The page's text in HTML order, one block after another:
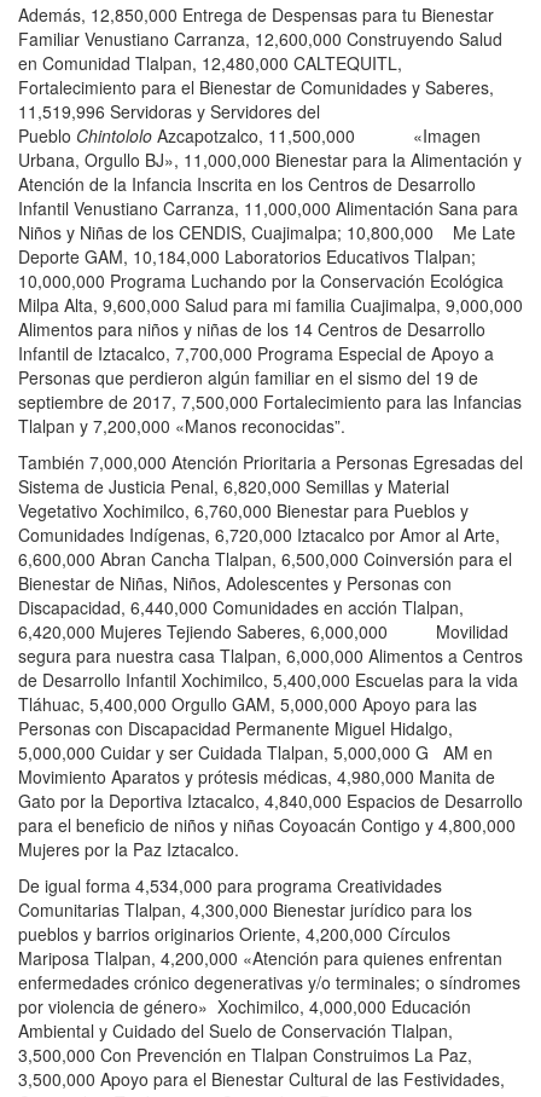
Además, 12,850,000 Entrega de Despensas para tu Bienestar
Familiar Venustiano Carranza, 12,600,000 Construyendo Salud
en Comunidad Tlalpan, 12,480,000 CALTEQUITL,
Fortalecimiento para el Bienestar de Comunidades y Saberes,
11,519,996 Servidoras y Servidores del
Pueblo Chintololo Azcapotzalco, 11,500,000 «Imagen
Urbana, Orgullo BJ», 11,000,000 Bienestar para la Alimentación y
Atención de la Infancia Inscrita en los Centros de Desarrollo
Infantil Venustiano Carranza, 11,000,000 Alimentación Sana para
Niños y Niñas de los CENDIS, Cuajimalpa; 10,800,000 Me Late
Deporte GAM, 10,184,000 Laboratorios Educativos Tlalpan;
10,000,000 Programa Luchando por la Conservación Ecológica
Milpa Alta, 9,600,000 Salud para mi familia Cuajimalpa, 9,000,000
Alimentos para niños y niñas de los 14 Centros de Desarrollo
Infantil de Iztacalco, 7,700,000 Programa Especial de Apoyo a
Personas que perdieron algún familiar en el sismo del 19 de
septiembre de 2017, 7,500,000 Fortalecimiento para las Infancias
Tlalpan y 7,200,000 «Manos reconocidas”.
También 7,000,000 Atención Prioritaria a Personas Egresadas del
Sistema de Justicia Penal, 6,820,000 Semillas y Material
Vegetativo Xochimilco, 6,760,000 Bienestar para Pueblos y
Comunidades Indígenas, 6,720,000 Iztacalco por Amor al Arte,
6,600,000 Abran Cancha Tlalpan, 6,500,000 Coinversión para el
Bienestar de Niñas, Niños, Adolescentes y Personas con
Discapacidad, 6,440,000 Comunidades en acción Tlalpan,
6,420,000 Mujeres Tejiendo Saberes, 6,000,000 Movilidad
segura para nuestra casa Tlalpan, 6,000,000 Alimentos a Centros
de Desarrollo Infantil Xochimilco, 5,400,000 Escuelas para la vida
Tláhuac, 5,400,000 Orgullo GAM, 5,000,000 Apoyo para las
Personas con Discapacidad Permanente Miguel Hidalgo,
5,000,000 Cuidar y ser Cuidada Tlalpan, 5,000,000 G AM en
Movimiento Aparatos y prótesis médicas, 4,980,000 Manita de
Gato por la Deportiva Iztacalco, 4,840,000 Espacios de Desarrollo
para el beneficio de niños y niñas Coyoacán Contigo y 4,800,000
Mujeres por la Paz Iztacalco.
De igual forma 4,534,000 para programa Creatividades
Comunitarias Tlalpan, 4,300,000 Bienestar jurídico para los
pueblos y barrios originarios Oriente, 4,200,000 Círculos
Mariposa Tlalpan, 4,200,000 «Atención para quienes enfrentan
enfermedades crónico degenerativas y/o terminales; o síndromes
por violencia de género» Xochimilco, 4,000,000 Educación
Ambiental y Cuidado del Suelo de Conservación Tlalpan,
3,500,000 Con Prevención en Tlalpan Construimos La Paz,
3,500,000 Apoyo para el Bienestar Cultural de las Festividades,